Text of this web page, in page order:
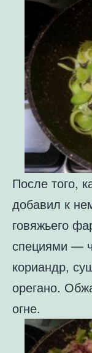
После того,
добавил к
говяжьего
специями —
кориандр,
орегано.
огне.